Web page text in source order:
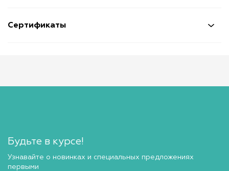
Сертификаты
Будьте в курсе!
Узнавайте о новинках и специальных предложениях
первыми